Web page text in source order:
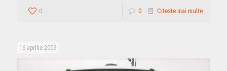
0 0 Citeste mai multe
16 aprilie 2009